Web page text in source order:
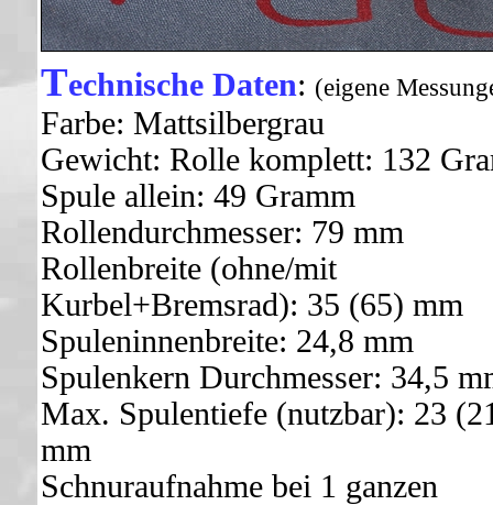
Technische Daten: (eigene
Farbe: Mattsilbergrau
Gewicht: Rolle komplett: 132
Spule allein: 49 Gramm
Rollendurchmesser: 79 mm
Rollenbreite (ohne/mit
Kurbel+Bremsrad): 35 (65) mm
Spuleninnenbreite: 24,8 mm
Spulenkern Durchmesser: 34,5
Max. Spulentiefe (nutzbar): 23
mm
Schnuraufnahme bei 1 ganzen